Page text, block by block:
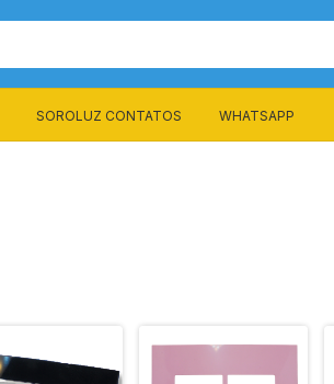
SOROLUZ CONTATOS WHATSAPP